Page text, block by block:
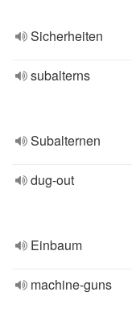
Sicherheiten
subalterns
Subalternen
dug-out
Einbaum
machine-guns